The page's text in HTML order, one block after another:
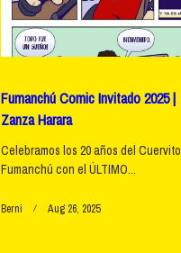
Fumanchú Comic Invitado 2025 |
Zanza Harara
Celebramos los 20 años del Cuervito
Fumanchú con el ÚLTIMO...
Berni Aug 26, 2025